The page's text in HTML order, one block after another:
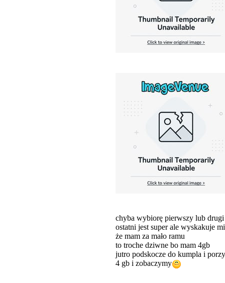
chyba wybiorę pierwszy lub
ostatni jest super ale wyskakuje
że mam za mało ramu
to troche dziwne bo mam 4gb
jutro podskocze do kumpla i
4 gb i zobaczymy